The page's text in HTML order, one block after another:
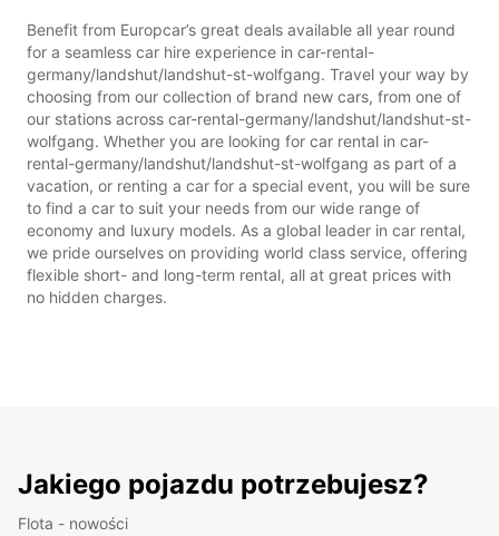
Benefit from Europcar’s great deals available all year round
for a seamless car hire experience in car-rental-
germany/landshut/landshut-st-wolfgang. Travel your way by
choosing from our collection of brand new cars, from one of
our stations across car-rental-germany/landshut/landshut-st-
wolfgang. Whether you are looking for car rental in car-
rental-germany/landshut/landshut-st-wolfgang as part of a
vacation, or renting a car for a special event, you will be sure
to find a car to suit your needs from our wide range of
economy and luxury models. As a global leader in car rental,
we pride ourselves on providing world class service, offering
flexible short- and long-term rental, all at great prices with
no hidden charges.
Jakiego pojazdu potrzebujesz?
Flota - nowości